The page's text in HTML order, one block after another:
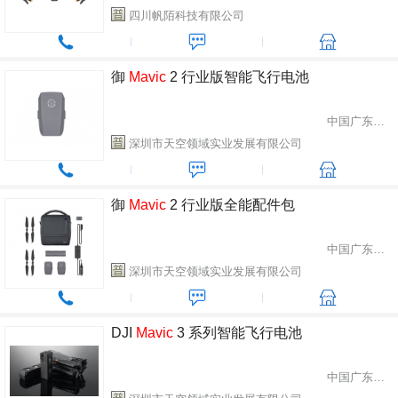
四川帆陌科技有限公司
御 Mavic 2 行业版智能飞行电池
中国广东省深圳市
深圳市天空领域实业发展有限公司
御 Mavic 2 行业版全能配件包
中国广东省深圳市
深圳市天空领域实业发展有限公司
DJI Mavic 3 系列智能飞行电池
中国广东省深圳市